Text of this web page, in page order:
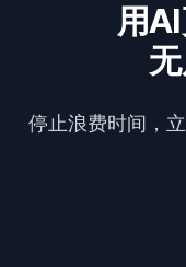
用AI
停止浪费时间，